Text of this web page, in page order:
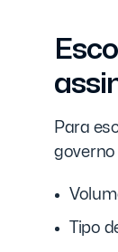
Para
governo
Tipo